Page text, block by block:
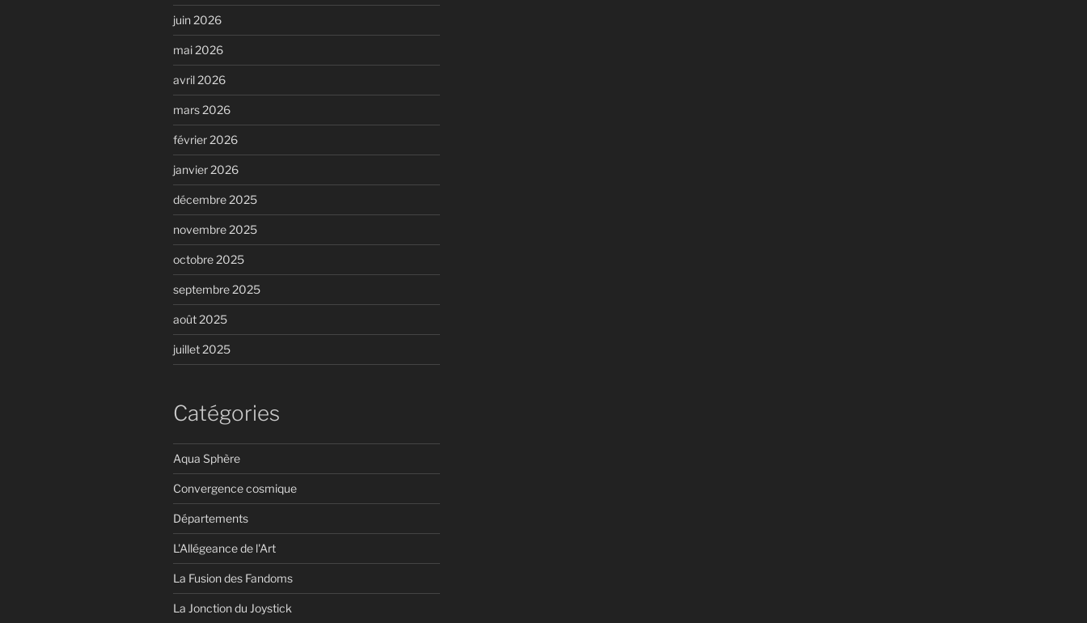
juin 2026
mai 2026
avril 2026
mars 2026
février 2026
janvier 2026
décembre 2025
novembre 2025
octobre 2025
septembre 2025
août 2025
juillet 2025
Catégories
Aqua Sphère
Convergence cosmique
Départements
L'Allégeance de l'Art
La Fusion des Fandoms
La Jonction du Joystick